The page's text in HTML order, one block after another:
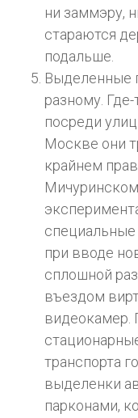
ни заммэру,
стараются
подальше.
Выделенные
разному.
посреди
Москве они
крайнем
специальные
при вводе
сплошной
въездом
видеокамер.
транспорта
выделенки
парконами,